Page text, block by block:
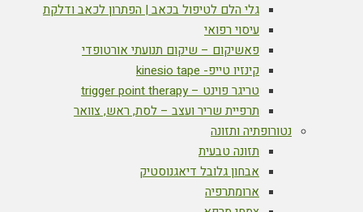
גלי הלם לטיפול בכאב | הפתרון לכאב ודלקת
עיסוי רפואי
פאשיקום – שיקום תנועתי אורטופדי
קינזיו טייפ- kinesio tape
טריגר פוינט – trigger point therapy
תרפיית שריר ועצב – לסת, ראש, צוואר
נטורופתיה ותזונה
תזונה טבעית
אבחון גלובל דיאגנוסטיק
ארומתרפיה